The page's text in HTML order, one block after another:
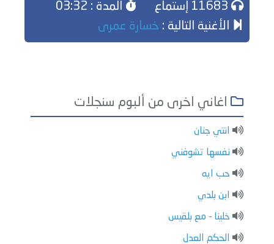
المدة : 03:32
الأغنية التالية : خسارة عمرى
اغاني اخرى من ألبوم سنجلات
انتي جنان
نفسها تشوفني
حب ايه
ابن بلدي
خلينا - مع بلقيس
الحكم العدل